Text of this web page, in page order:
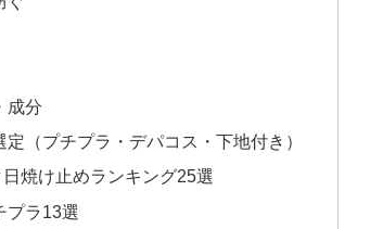
成分
（プチプラ・デパコス・下地付き）
焼け止めランキング25選
プラ13選